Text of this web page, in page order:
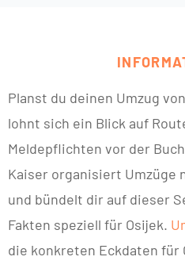
Planst du deinen Umzug
lohnt sich ein Blick auf
Meldepflichten vor der
Kaiser organisiert Umzüge
und bündelt dir auf dieser
Fakten speziell für Osijek.
die konkreten Eckdaten für